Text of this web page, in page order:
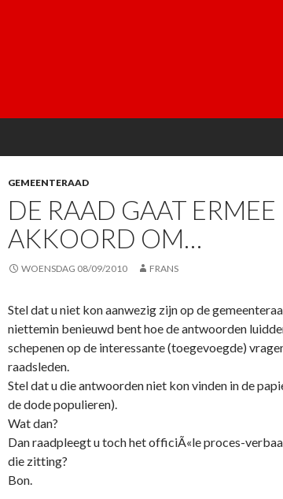
GEMEENTERAAD
DE RAAD GAAT ERMEE
AKKOORD OM…
WOENSDAG 08/09/2010 FRANS
Stel dat u niet kon aanwezig zijn op de
niettemin benieuwd bent hoe de antwoorden
schepenen op de interessante (toegevoegde)
raadsleden.
Stel dat u die antwoorden niet kon vinden in de
de dode populieren).
Wat dan?
Dan raadpleegt u toch het officiÃ«le proces-
die zitting?
Bon.